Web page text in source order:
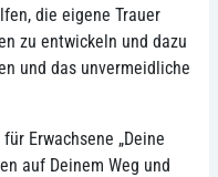
die eigene Trauer
zu entwickeln und dazu
und das unvermeidliche
Erwachsene „Deine
auf Deinem Weg und